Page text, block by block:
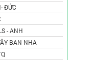
ĐỨC
- ANH
BAN NHA